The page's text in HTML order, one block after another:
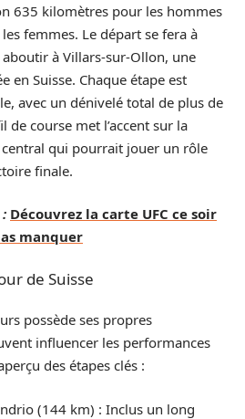
635 kilomètres pour les hommes
femmes. Le départ se fera à
à Villars-sur-Ollon, une
en Suisse. Chaque étape est
avec un dénivelé total de plus de
de course met l’accent sur la
qui pourrait jouer un rôle
finale.
Découvrez la carte UFC ce soir
manquer
de Suisse
possède ses propres
influencer les performances
des étapes clés :
(144 km) : Inclus un long